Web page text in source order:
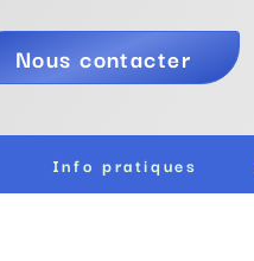
Info pratiques
Nous contacter